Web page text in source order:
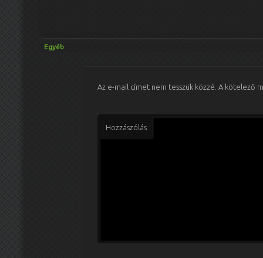
Egyéb
Az e-mail címet nem tesszük közzé. A kötelező
Hozzászólás